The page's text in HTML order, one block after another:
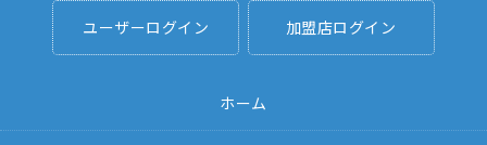
ユーザーログイン 加盟店ログイン
ホーム